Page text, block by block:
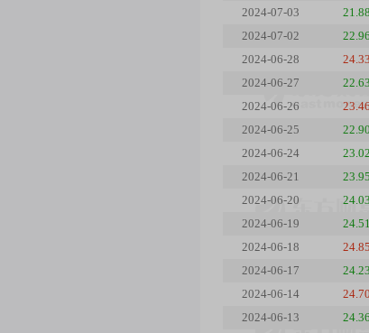
2024-07-03
21.88
2024-07-02
22.96
2024-06-28
24.33
2024-06-27
22.63
2024-06-26
23.46
2024-06-25
22.90
2024-06-24
23.02
2024-06-21
23.95
2024-06-20
24.03
2024-06-19
24.51
2024-06-18
24.85
2024-06-17
24.23
2024-06-14
24.70
2024-06-13
24.36